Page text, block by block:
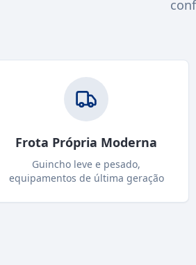
Frota Própria Moderna
Guincho leve e pesado,
equipamentos de última geração